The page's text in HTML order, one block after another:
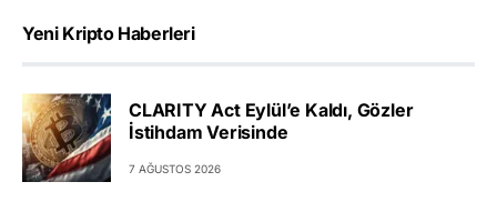
Yeni Kripto Haberleri
CLARITY Act Eylül’e Kaldı, Gözler
İstihdam Verisinde
7 AĞUSTOS 2026